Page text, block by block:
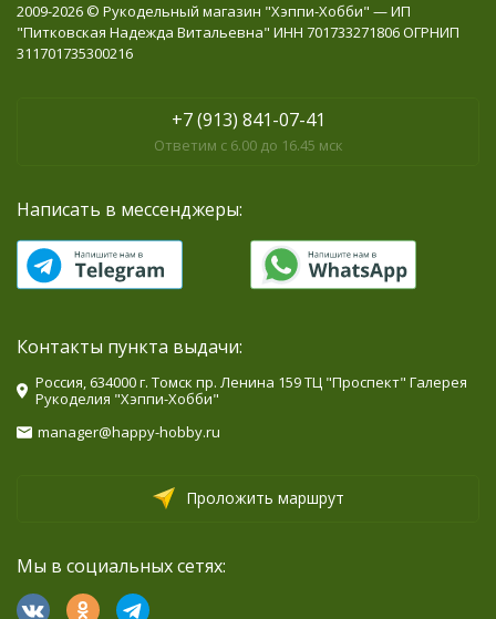
2009-2026 © Рукодельный магазин "Хэппи-Хобби" — ИП
"Питковская Надежда Витальевна" ИНН 701733271806 ОГРНИП
311701735300216
+7 (913) 841-07-41
Ответим с 6.00 до 16.45 мск
Написать в мессенджеры:
Контакты пункта выдачи:
Россия, 634000 г. Томск пр. Ленина 159 ТЦ "Проспект" Галерея
Рукоделия "Хэппи-Хобби"
manager@happy-hobby.ru
Проложить маршрут
Мы в социальных сетях: